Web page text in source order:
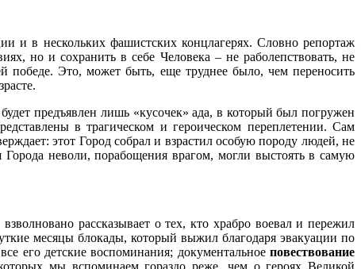
и в нескольких фашистских концлагерях. Словно репортаж
но и сохранить в себе Человека – не раболепствовать, не
победе. Это, может быть, еще труднее было, чем переносить
предъявлен лишь «кусочек» ада, в который был погружен
в трагическом и героическом переплетении. Сам
этот Город собрал и взрастил особую породу людей, не
неволи, порабощения врагом, могли выстоять в самую
рассказывает о тех, кто храбро воевал и пережил
месяцы блокады, который выжил благодаря эвакуации по
его детские воспоминания; документальное повествование
мы вспоминаем гораздо реже, чем о героях Великой